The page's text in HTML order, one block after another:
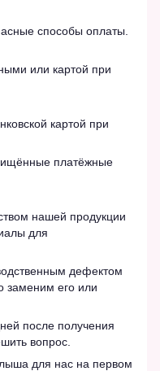
способы оплаты.
или картой при
картой при
платёжные
нашей продукции
для
дефектом
заменим его или
после получения
вопрос.
для нас на первом